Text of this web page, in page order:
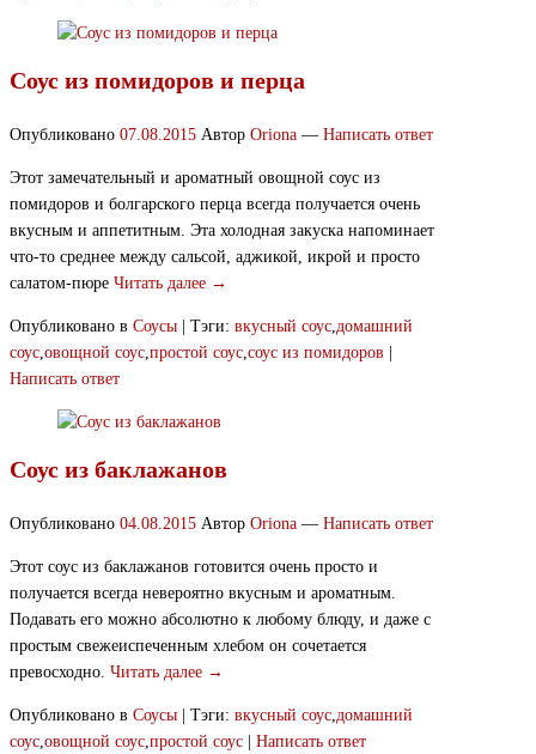
Соус из помидоров и перца
Опубликовано 07.08.2015 Автор Oriona — Написать ответ
Этот замечательный и ароматный овощной соус из
помидоров и болгарского перца всегда получается очень
вкусным и аппетитным. Эта холодная закуска напоминает
что-то среднее между сальсой, аджикой, икрой и просто
салатом-пюре Читать далее →
Опубликовано в Соусы Тэги: вкусный соус домашний
соус овощной соус простой соус соус из помидоров
Написать ответ
Соус из баклажанов
Опубликовано 04.08.2015 Автор Oriona — Написать ответ
Этот соус из баклажанов готовится очень просто и
получается всегда невероятно вкусным и ароматным.
Подавать его можно абсолютно к любому блюду, и даже с
простым свежеиспеченным хлебом он сочетается
превосходно. Читать далее →
Опубликовано в Соусы Тэги: вкусный соус,домашний
соус,овощной соус,простой соус Написать ответ